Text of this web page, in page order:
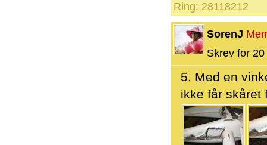
Ring: 28118212
SorenJ
Skrev for
5. Med en
ikke får skåret